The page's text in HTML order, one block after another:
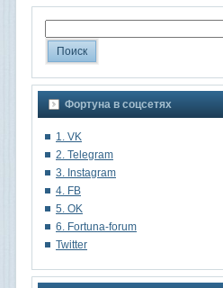
Фортуна в соцсетях
1. VK
2. Telegram
3. Instagram
4. FB
5. OK
6. Fortuna-forum
Twitter